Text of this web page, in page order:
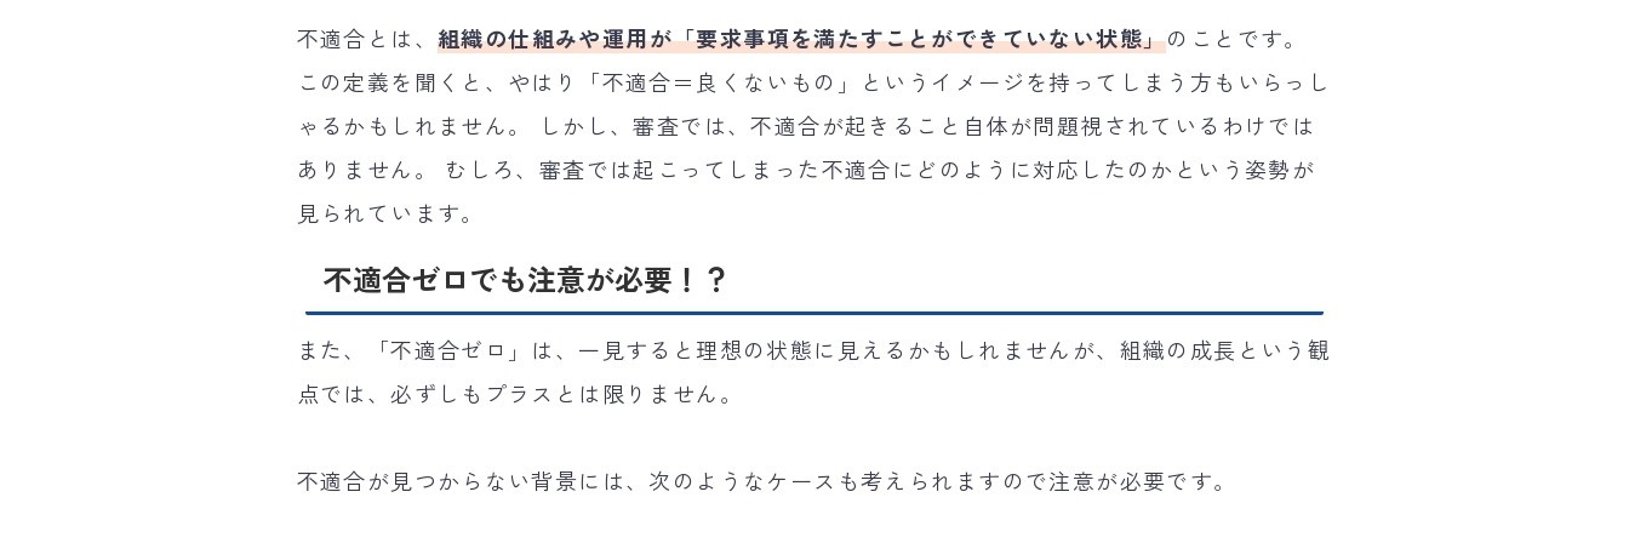
不適合とは、 組織の仕組みや運用が「要求事項を満たすことができていない状態」のことです。
この定義を聞くと、やはり「不適合＝良くないもの」というイメージを持ってしまう方もいらっし
ゃるかもしれません。 しかし、審査では、不適合が起きること自体が問題視されているわけでは
ありません。 むしろ、審査では起こってしまった不適合にどのように対応したのかという姿勢が
見られています。
不適合ゼロでも注意が必要！？
また、「不適合ゼロ」は、一見すると理想の状態に見えるかもしれませんが、組織の成長という観
点では、必ずしもプラスとは限りません。
不適合が見つからない背景には、次のようなケースも考えられますので注意が必要です。